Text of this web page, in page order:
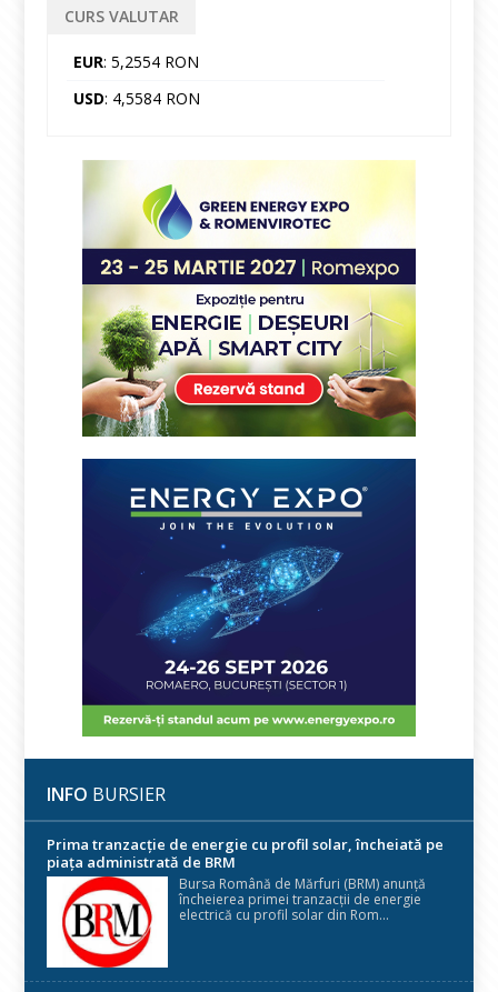
CURS VALUTAR
EUR: 5,2554 RON
USD: 4,5584 RON
INFO BURSIER
Prima tranzacție de energie cu profil solar, încheiată pe
piața administrată de BRM
Bursa Română de Mărfuri (BRM) anunță
încheierea primei tranzacții de energie
electrică cu profil solar din Rom...